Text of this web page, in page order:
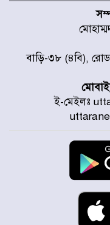
বাড়ি-৩৮ (৪বি),
ই-মেইলঃ